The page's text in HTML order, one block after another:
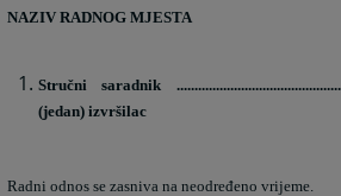
NAZIV RADNOG MJESTA
Stručni saradnik
(jedan) izvršilac
Radni odnos se zasniva na neodređeno vrijeme.